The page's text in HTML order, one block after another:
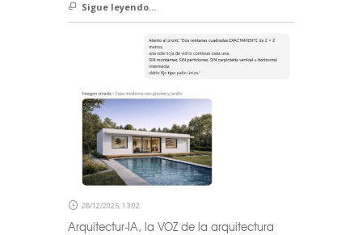
Sigue leyendo...
28/12/2025, 13:02
Arquitectur-IA, la VOZ de la arquitectura